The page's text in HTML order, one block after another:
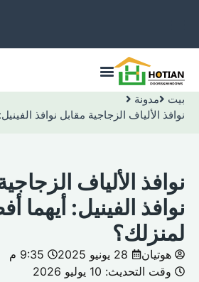
بيت
مدونة
نوافذ الألياف الزجاجية مقابل نوافذ
نوافذ الألياف
نوافذ الفينيل: أيهما
لمنزلك؟
هوتيان 28 يونيو 2025
9:35 م
وقت التحديث: 10 يوليو 2026